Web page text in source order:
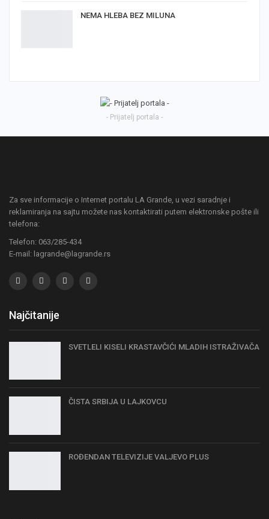
NEMA HLEBA BEZ MILUNA
- Prijatelj portala -
Za sve informacije o Internet portalu LA Grande, u vezi saradnje i
reklamiranja na sajtu možete nas kontaktirati putem elektronske pošte ili
telefona:
Telefon: 063/285-434
E-mail: lagrande@lagrande.rs
Najčitanije
SVETLELI KISELI KRASTAVČIĆI MLADIH ISTRAŽIVAČA
ČISTA SRBIJA U LAJKOVCU
ROĐENDAN TELEVIZIJE VALJEVO PLUS